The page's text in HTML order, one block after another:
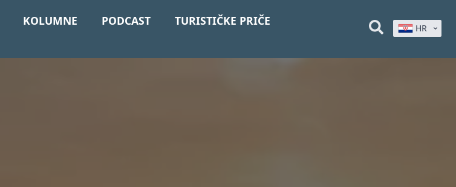
KOLUMNE PODCAST
TURISTIČKE PRIČE
HR